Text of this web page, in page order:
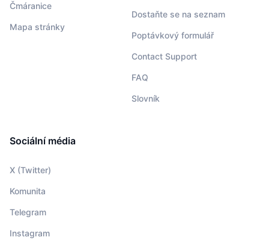
Čmáranice
Mapa stránky
Dostaňte se na seznam
Poptávkový formulář
Contact Support
FAQ
Slovník
Sociální média
X (Twitter)
Komunita
Telegram
Instagram